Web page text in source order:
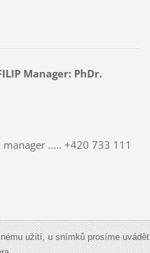
Manager: PhDr.
..... +420 733 111
užití, u snímků prosíme uvádět